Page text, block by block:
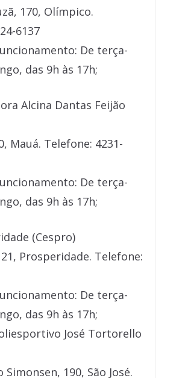
170, Olímpico.
6137
De terça-
das 9h às 17h;
Alcina Dantas Feijão
Mauá. Telefone: 4231-
De terça-
das 9h às 17h;
(Cespro)
Prosperidade. Telefone:
De terça-
das 9h às 17h;
José Tortorello
Simonsen, 190, São José.